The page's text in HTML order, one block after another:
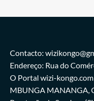
Contacto:
Endereço: Rua do
O Portal wizi-
MBUNGA MANANGA,